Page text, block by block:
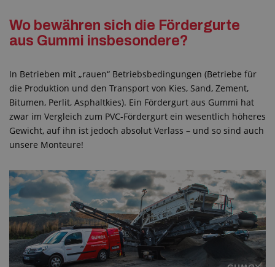
Wo bewähren sich die Fördergurte
aus Gummi insbesondere?
In Betrieben mit „rauen“ Betriebsbedingungen (Betriebe für
die Produktion und den Transport von Kies, Sand, Zement,
Bitumen, Perlit, Asphaltkies). Ein Fördergurt aus Gummi hat
zwar im Vergleich zum PVC-Fördergurt ein wesentlich höheres
Gewicht, auf ihn ist jedoch absolut Verlass – und so sind auch
unsere Monteure!